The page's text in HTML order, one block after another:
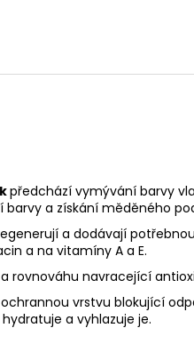
předchází vymývání barvy
a získání měděného
a dodávají
a na vitamíny A a E.
rovnováhu navracející
vrstvu blokující
a vyhlazuje je.